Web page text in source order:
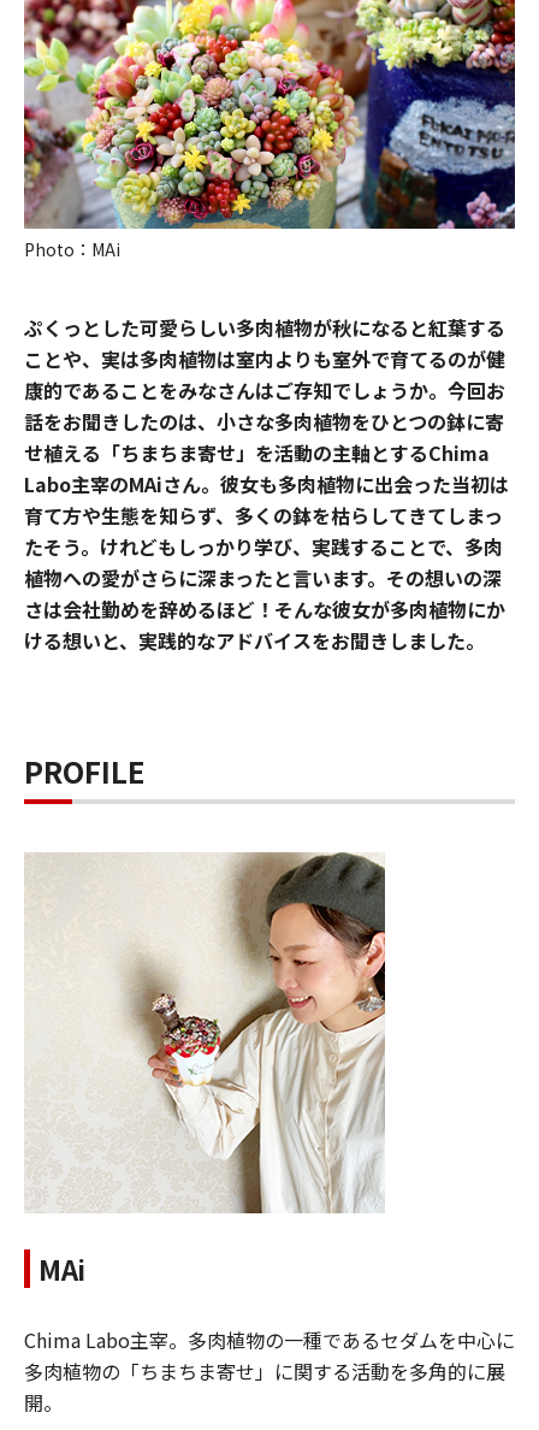
Photo：MAi
ぷくっとした可愛らしい多肉植物が秋になると紅葉する
ことや、実は多肉植物は室内よりも室外で育てるのが健
康的であることをみなさんはご存知でしょうか。今回お
話をお聞きしたのは、小さな多肉植物をひとつの鉢に寄
せ植える「ちまちま寄せ」を活動の主軸とするChima
Labo主宰のMAiさん。彼女も多肉植物に出会った当初は
育て方や生態を知らず、多くの鉢を枯らしてきてしまっ
たそう。けれどもしっかり学び、実践することで、多肉
植物への愛がさらに深まったと言います。その想いの深
さは会社勤めを辞めるほど！そんな彼女が多肉植物にか
ける想いと、実践的なアドバイスをお聞きしました。
PROFILE
MAi
Chima Labo主宰。多肉植物の一種であるセダムを中心に
多肉植物の「ちまちま寄せ」に関する活動を多角的に展
開。